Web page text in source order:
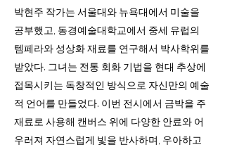
박현주 작가는 서울대와 뉴욕대에서 미술을
공부했고, 동경예술대학교에서 중세 유럽의
템페라와 성상화 재료를 연구해서 박사학위를
받았다. 그녀는 전통 회화 기법을 현대 추상에
접목시키는 독창적인 방식으로 자신만의 예술
적 언어를 만들었다. 이번 전시에서 금박을 주
재료로 사용해 캔버스 위에 다양한 안료와 어
우러져 자연스럽게 빛을 반사하며, 우아하고